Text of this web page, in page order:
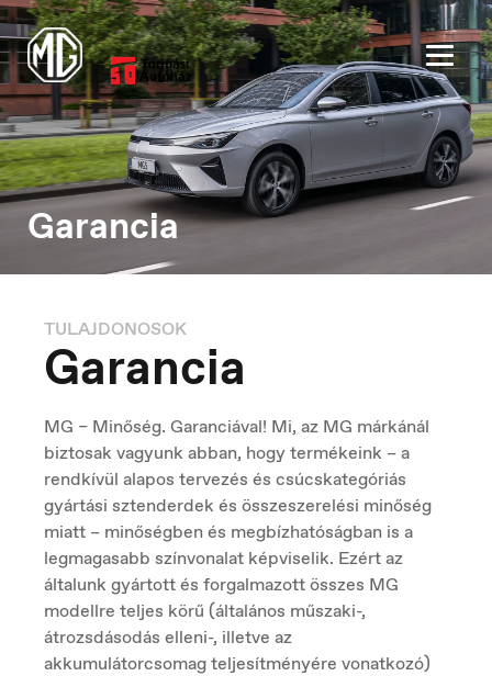
Nederlands
Belgique
Croatia
Hrvatski
Czech Republic
Čeština
Garancia
TULAJDONOSOK
Garancia
MG – Minőség. Garanciával! Mi, az MG márkánál
biztosak vagyunk abban, hogy termékeink – a
rendkívül alapos tervezés és csúcskategóriás
gyártási sztenderdek és összeszerelési minőség
miatt – minőségben és megbízhatóságban is a
legmagasabb színvonalat képviselik. Ezért az
általunk gyártott és forgalmazott összes MG
modellre teljes körű (általános műszaki-,
átrozsdásodás elleni-, illetve az
akkumulátorcsomag teljesítményére vonatkozó)